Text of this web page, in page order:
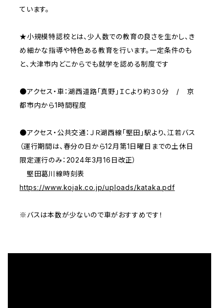
ています。
★小規模特認校とは、少人数での教育の良さを生かし、き
め細かな指導や特色ある教育を行います。一定条件のも
と、大津市内どこからでも就学を認める制度です
●アクセス・車：湖西道路「真野」ＩＣより約３０分 / 京
都市内から1時間程度
●アクセス・公共交通：ＪＲ湖西線「堅田」駅より、江若バス
（運行期間は、春分の日から12月第1日曜日までの土休日
限定運行のみ：2024年3月16日改正）
堅田葛川線時刻表
https://www.kojak.co.jp/uploads/kataka.pdf
※バスは本数が少ないので車がおすすめです！